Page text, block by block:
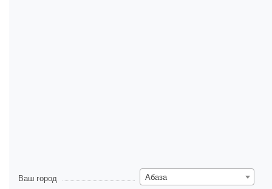
Ваш город Абаза